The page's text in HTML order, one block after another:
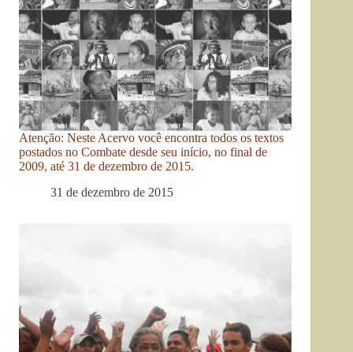
Atenção: Neste Acervo você encontra todos os textos
postados no Combate desde seu início, no final de
2009, até 31 de dezembro de 2015.
31 de dezembro de 2015